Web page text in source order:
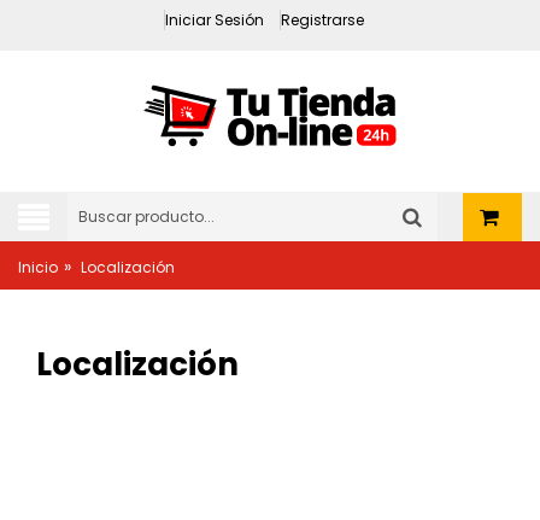
Iniciar Sesión Registrarse
Inicio » Localización
Localización